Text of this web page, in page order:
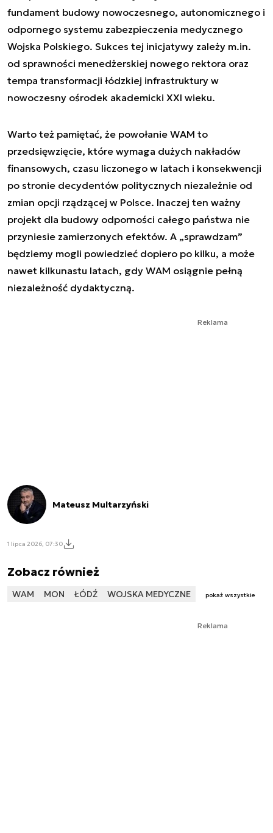
fundament budowy nowoczesnego, autonomicznego i
odpornego systemu zabezpieczenia medycznego
Wojska Polskiego. Sukces tej inicjatywy zależy m.in.
od sprawności menedżerskiej nowego rektora oraz
tempa transformacji łódzkiej infrastruktury w
nowoczesny ośrodek akademicki XXI wieku.
Warto też pamiętać, że powołanie WAM to
przedsięwzięcie, które wymaga dużych nakładów
finansowych, czasu liczonego w latach i konsekwencji
po stronie decydentów politycznych niezależnie od
zmian opcji rządzącej w Polsce. Inaczej ten ważny
projekt dla budowy odporności całego państwa nie
przyniesie zamierzonych efektów. A „sprawdzam”
będziemy mogli powiedzieć dopiero po kilku, a może
nawet kilkunastu latach, gdy WAM osiągnie pełną
niezależność dydaktyczną.
Reklama
Mateusz Multarzyński
1 lipca 2026, 07:30
Zobacz również
WAM MON ŁÓDŹ WOJSKA MEDYCZNE pokaż wszystkie
Reklama